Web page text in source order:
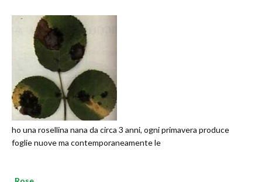
ho una rosellina nana da circa 3 anni, ogni primavera produce
foglie nuove ma contemporaneamente le